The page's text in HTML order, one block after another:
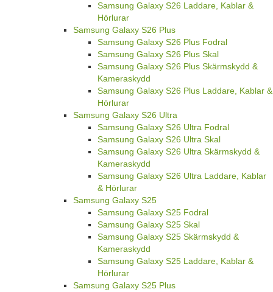
Samsung Galaxy S26 Laddare, Kablar &
Hörlurar
Samsung Galaxy S26 Plus
Samsung Galaxy S26 Plus Fodral
Samsung Galaxy S26 Plus Skal
Samsung Galaxy S26 Plus Skärmskydd &
Kameraskydd
Samsung Galaxy S26 Plus Laddare, Kablar &
Hörlurar
Samsung Galaxy S26 Ultra
Samsung Galaxy S26 Ultra Fodral
Samsung Galaxy S26 Ultra Skal
Samsung Galaxy S26 Ultra Skärmskydd &
Kameraskydd
Samsung Galaxy S26 Ultra Laddare, Kablar
& Hörlurar
Samsung Galaxy S25
Samsung Galaxy S25 Fodral
Samsung Galaxy S25 Skal
Samsung Galaxy S25 Skärmskydd &
Kameraskydd
Samsung Galaxy S25 Laddare, Kablar &
Hörlurar
Samsung Galaxy S25 Plus